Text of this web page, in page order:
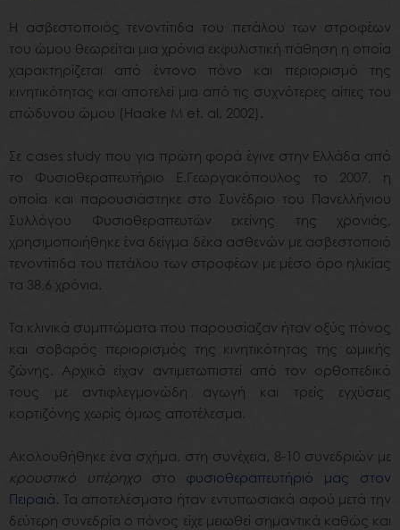
Η ασβεστοποιός τενοντίτιδα του πετάλου των στροφέων
του ώμου θεωρείται μια χρόνια εκφυλιστική πάθηση η οποία
χαρακτηρίζεται από έντονο πόνο και περιορισμό της
κινητικότητας και αποτελεί μια από τις συχνότερες αίτιες του
επώδυνου ώμου (Haake M et. al, 2002).
Σε cases study που για πρώτη φορά έγινε στην Ελλάδα από
το Φυσιοθεραπευτήριο E.Γεωργακόπουλος το 2007, η
οποία και παρουσιάστηκε στο Συνέδριο του Πανελλήνιου
Συλλόγου Φυσιοθεραπευτών εκείνης της χρονιάς,
χρησιμοποιήθηκε ένα δείγμα δέκα ασθενών με ασβεστοποιό
τενοντίτιδα του πετάλου των στροφέων με μέσο όρο ηλικίας
τα 38,6 χρόνια.
Τα κλινικά συμπτώματα που παρουσίαζαν ήταν οξύς πόνος
και σοβαρός περιορισμός της κινητικότητας της ωμικής
ζώνης. Αρχικά είχαν αντιμετωπιστεί από τον ορθοπεδικό
τους με αντιφλεγμονώδη αγωγή και τρείς εγχύσεις
κορτιζόνης χωρίς όμως αποτέλεσμα.
Ακολουθήθηκε ένα σχήμα, στη συνέχεια, 8-10 συνεδριών με
κρουστικό υπέρηχοστο φυσιοθεραπευτήριό μας στον
Πειραιά. Τα αποτελέσματα ήταν εντυπωσιακά αφού μετά την
δεύτερη συνεδρία ο πόνος είχε μειωθεί σημαντικά καθώς και